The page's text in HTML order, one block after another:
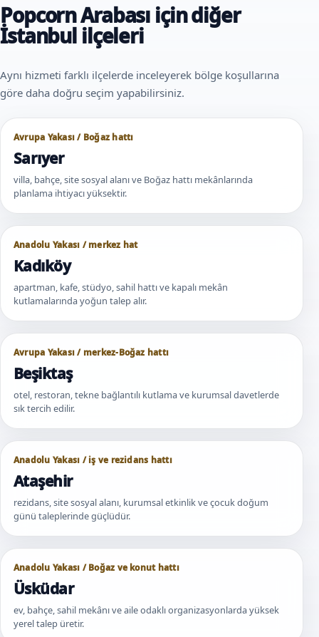
Popcorn Arabası için diğer
İstanbul ilçeleri
Aynı hizmeti farklı ilçelerde inceleyerek bölge koşullarına
göre daha doğru seçim yapabilirsiniz.
Avrupa Yakası / Boğaz hattı
Sarıyer
villa, bahçe, site sosyal alanı ve Boğaz hattı mekânlarında
planlama ihtiyacı yüksektir.
Anadolu Yakası / merkez hat
Kadıköy
apartman, kafe, stüdyo, sahil hattı ve kapalı mekân
kutlamalarında yoğun talep alır.
Avrupa Yakası / merkez-Boğaz hattı
Beşiktaş
otel, restoran, tekne bağlantılı kutlama ve kurumsal davetlerde
sık tercih edilir.
Anadolu Yakası / iş ve rezidans hattı
Ataşehir
rezidans, site sosyal alanı, kurumsal etkinlik ve çocuk doğum
günü taleplerinde güçlüdür.
Anadolu Yakası / Boğaz ve konut hattı
Üsküdar
ev, bahçe, sahil mekânı ve aile odaklı organizasyonlarda yüksek
yerel talep üretir.